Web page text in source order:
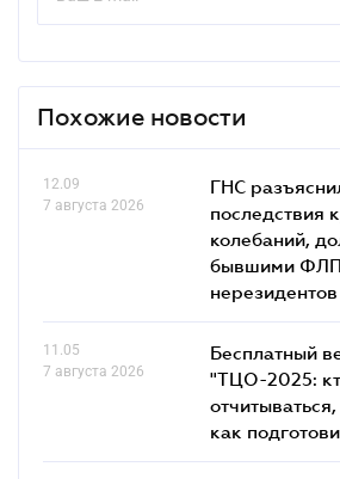
Похожие новости
12.09
7 августа 2026
ГНС
последствия
колебаний,
бывшими ФЛП
нерезидентов
11.05
7 августа 2026
Бесплатный
"ТЦО-2025:
как